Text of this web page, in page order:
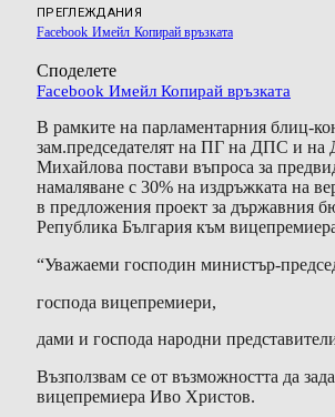
ПРЕГЛЕЖДАНИЯ
Facebook Имейл Копирай връзката
Споделете
Facebook Имейл Копирай връзката
В рамките на парламентарния блиц-
зам.председателят на ПГ на ДПС и
Михайлова постави въпроса за
намаляване с 30% на издръжката на
в предложения проект за държавния
Република България към
“Уважаеми господин министър-
господа вицепремиери,
дами и господа народни
Възползвам се от възможността да
вицепремиера Иво Христов.